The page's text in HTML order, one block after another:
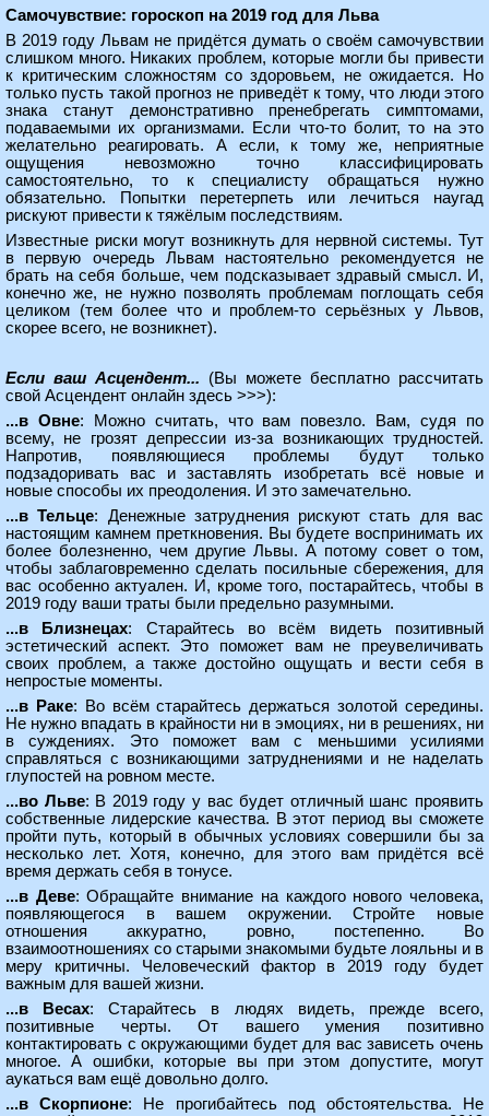
Самочувствие: гороскоп на 2019 год для Льва
В 2019 году Львам не придётся думать о своём самочувствии
слишком много. Никаких проблем, которые могли бы привести
к критическим сложностям со здоровьем, не ожидается. Но
только пусть такой прогноз не приведёт к тому, что люди этого
знака станут демонстративно пренебрегать симптомами,
подаваемыми их организмами. Если что-то болит, то на это
желательно реагировать. А если, к тому же, неприятные
ощущения невозможно точно классифицировать
самостоятельно, то к специалисту обращаться нужно
обязательно. Попытки перетерпеть или лечиться наугад
рискуют привести к тяжёлым последствиям.
Известные риски могут возникнуть для нервной системы. Тут
в первую очередь Львам настоятельно рекомендуется не
брать на себя больше, чем подсказывает здравый смысл. И,
конечно же, не нужно позволять проблемам поглощать себя
целиком (тем более что и проблем-то серьёзных у Львов,
скорее всего, не возникнет).
Если ваш Асцендент... (Вы можете бесплатно рассчитать
свой Асцендент онлайн здесь >>>):
...в Овне: Можно считать, что вам повезло. Вам, судя по
всему, не грозят депрессии из-за возникающих трудностей.
Напротив, появляющиеся проблемы будут только
подзадоривать вас и заставлять изобретать всё новые и
новые способы их преодоления. И это замечательно.
...в Тельце: Денежные затруднения рискуют стать для вас
настоящим камнем преткновения. Вы будете воспринимать их
более болезненно, чем другие Львы. А потому совет о том,
чтобы заблаговременно сделать посильные сбережения, для
вас особенно актуален. И, кроме того, постарайтесь, чтобы в
2019 году ваши траты были предельно разумными.
...в Близнецах: Старайтесь во всём видеть позитивный
эстетический аспект. Это поможет вам не преувеличивать
своих проблем, а также достойно ощущать и вести себя в
непростые моменты.
...в Раке: Во всём старайтесь держаться золотой середины.
Не нужно впадать в крайности ни в эмоциях, ни в решениях, ни
в суждениях. Это поможет вам с меньшими усилиями
справляться с возникающими затруднениями и не наделать
глупостей на ровном месте.
...во Льве: В 2019 году у вас будет отличный шанс проявить
собственные лидерские качества. В этот период вы сможете
пройти путь, который в обычных условиях совершили бы за
несколько лет. Хотя, конечно, для этого вам придётся всё
время держать себя в тонусе.
...в Деве: Обращайте внимание на каждого нового человека,
появляющегося в вашем окружении. Стройте новые
отношения аккуратно, ровно, постепенно. Во
взаимоотношениях со старыми знакомыми будьте лояльны и в
меру критичны. Человеческий фактор в 2019 году будет
важным для вашей жизни.
...в Весах: Старайтесь в людях видеть, прежде всего,
позитивные черты. От вашего умения позитивно
контактировать с окружающими будет для вас зависеть очень
многое. А ошибки, которые вы при этом допустите, могут
аукаться вам ещё довольно долго.
...в Скорпионе: Не прогибайтесь под обстоятельства. Не